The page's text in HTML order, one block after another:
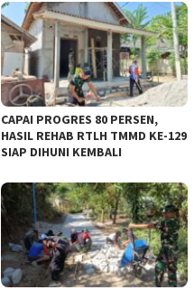
CAPAI PROGRES 80 PERSEN,
HASIL REHAB RTLH TMMD KE-129
SIAP DIHUNI KEMBALI